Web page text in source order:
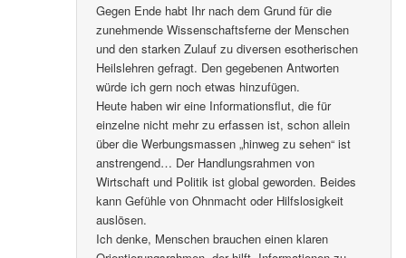
Gegen Ende habt Ihr nach dem Grund für die
zunehmende Wissenschaftsferne der Menschen
und den starken Zulauf zu diversen esotherischen
Heilslehren gefragt. Den gegebenen Antworten
würde ich gern noch etwas hinzufügen.
Heute haben wir eine Informationsflut, die für
einzelne nicht mehr zu erfassen ist, schon allein
über die Werbungsmassen „hinweg zu sehen“ ist
anstrengend… Der Handlungsrahmen von
Wirtschaft und Politik ist global geworden. Beides
kann Gefühle von Ohnmacht oder Hilfslosigkeit
auslösen.
Ich denke, Menschen brauchen einen klaren